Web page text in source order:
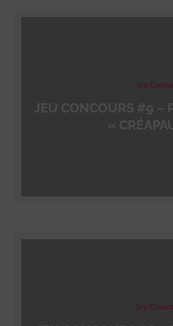
Jeu
JEU CONCOURS #9 –
«
Jeu